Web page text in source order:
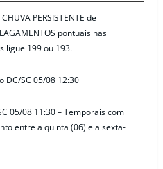
PERSISTENTE de
pontuais nas
ligue 199 ou 193.
DC/SC 05/08 12:30
05/08 11:30 – Temporais com
entre a quinta (06) e a sexta-